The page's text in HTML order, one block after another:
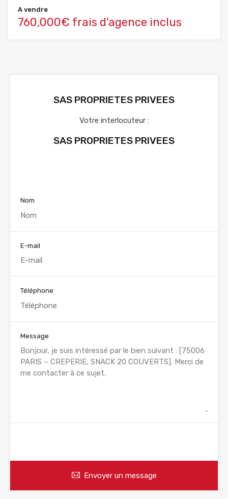
A vendre
760,000€ frais d'agence inclus
SAS PROPRIETES PRIVEES
Votre interlocuteur :
SAS PROPRIETES PRIVEES
Nom
E-mail
Téléphone
Message
Envoyer un message